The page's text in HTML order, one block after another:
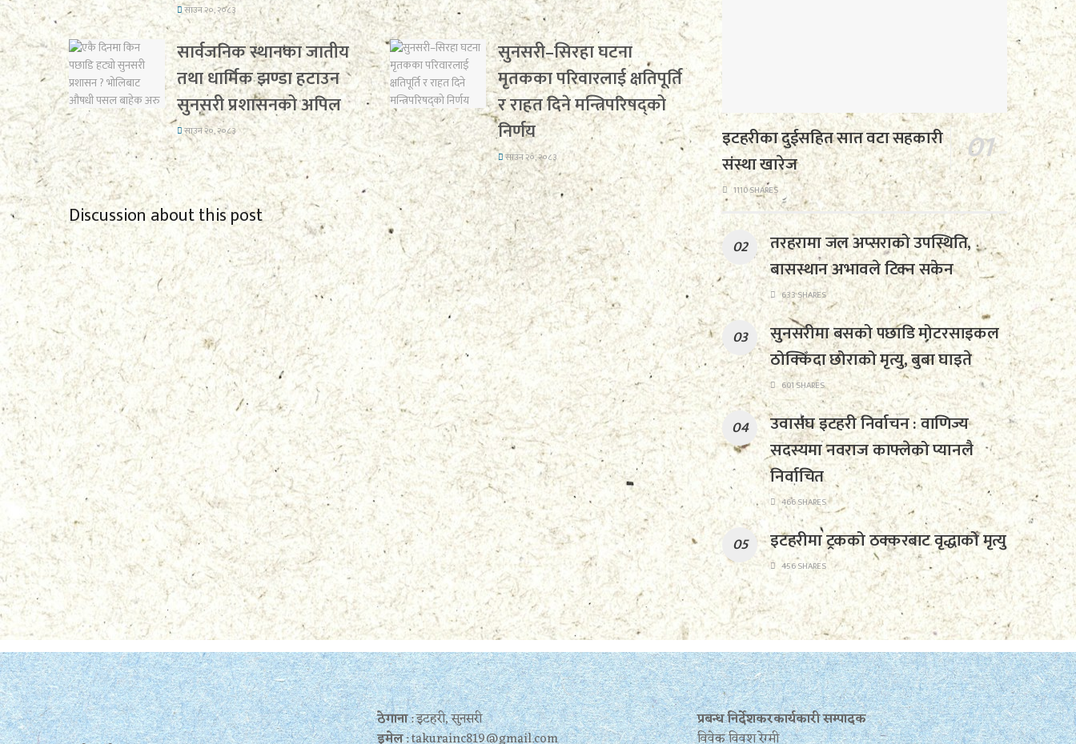
साउन २०, २०८३
सार्वजनिक स्थानका जातीय
तथा धार्मिक झण्डा हटाउन
सुनसरी प्रशासनको अपिल
साउन २०, २०८३
सुनसरी–सिरहा घटना
मृतकका परिवारलाई क्षतिपूर्ति
र राहत दिने मन्त्रिपरिषद्को
निर्णय
साउन २०, २०८३
Discussion about this post
इटहरीका दुईसहित सात वटा सहकारी
संस्था खारेज
1110 SHARES
तरहरामा जल अप्सराको उपस्थिति,
बासस्थान अभावले टिक्न सकेन
633 SHARES
सुनसरीमा बसको पछाडि मोटरसाइकल
ठोक्किँदा छोराको मृत्यु, बुबा घाइते
601 SHARES
उवासंघ इटहरी निर्वाचन : वाणिज्य
सदस्यमा नवराज काफ्लेको प्यानलै
निर्वाचित
466 SHARES
इटहरीमा ट्रकको ठक्करबाट वृद्धाको मृत्यु
456 SHARES
ठेगाना: इटहरी, सुनसरी
इमेल: takurainc819@gmail.com
प्रबन्ध निर्देशकरकार्यकारी सम्पादक
विवेक विवश रेग्मी